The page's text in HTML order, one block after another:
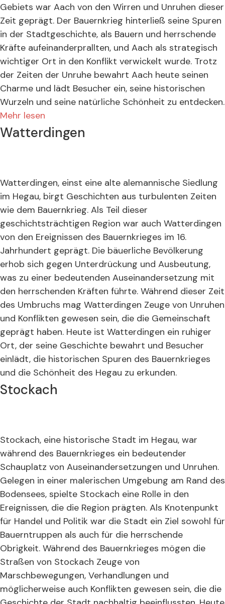
Gebiets war Aach von den Wirren und Unruhen dieser
Zeit geprägt. Der Bauernkrieg hinterließ seine Spuren
in der Stadtgeschichte, als Bauern und herrschende
Kräfte aufeinanderprallten, und Aach als strategisch
wichtiger Ort in den Konflikt verwickelt wurde. Trotz
der Zeiten der Unruhe bewahrt Aach heute seinen
Charme und lädt Besucher ein, seine historischen
Wurzeln und seine natürliche Schönheit zu entdecken.
Mehr lesen
Watterdingen
Watterdingen, einst eine alte alemannische Siedlung
im Hegau, birgt Geschichten aus turbulenten Zeiten
wie dem Bauernkrieg. Als Teil dieser
geschichtsträchtigen Region war auch Watterdingen
von den Ereignissen des Bauernkrieges im 16.
Jahrhundert geprägt. Die bäuerliche Bevölkerung
erhob sich gegen Unterdrückung und Ausbeutung,
was zu einer bedeutenden Auseinandersetzung mit
den herrschenden Kräften führte. Während dieser Zeit
des Umbruchs mag Watterdingen Zeuge von Unruhen
und Konflikten gewesen sein, die die Gemeinschaft
geprägt haben. Heute ist Watterdingen ein ruhiger
Ort, der seine Geschichte bewahrt und Besucher
einlädt, die historischen Spuren des Bauernkrieges
und die Schönheit des Hegau zu erkunden.
Stockach
Stockach, eine historische Stadt im Hegau, war
während des Bauernkrieges ein bedeutender
Schauplatz von Auseinandersetzungen und Unruhen.
Gelegen in einer malerischen Umgebung am Rand des
Bodensees, spielte Stockach eine Rolle in den
Ereignissen, die die Region prägten. Als Knotenpunkt
für Handel und Politik war die Stadt ein Ziel sowohl für
Bauerntruppen als auch für die herrschende
Obrigkeit. Während des Bauernkrieges mögen die
Straßen von Stockach Zeuge von
Marschbewegungen, Verhandlungen und
möglicherweise auch Konflikten gewesen sein, die die